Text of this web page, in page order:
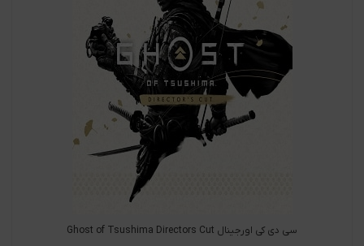
سی دی کی اورجینال Ghost of Tsushima Directors Cut